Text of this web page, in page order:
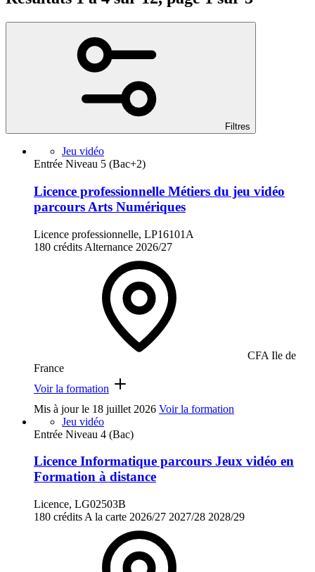
Filtres
Jeu vidéo
Entrée Niveau 5 (Bac+2)
Licence professionnelle Métiers du jeu vidéo
parcours Arts Numériques
Licence professionnelle, LP16101A
180 crédits Alternance 2026/27
CFA Ile de
France
Voir la formation
Mis à jour le 18 juillet 2026 Voir la formation
Jeu vidéo
Entrée Niveau 4 (Bac)
Licence Informatique parcours Jeux vidéo en
Formation à distance
Licence, LG02503B
180 crédits A la carte 2026/27 2027/28 2028/29